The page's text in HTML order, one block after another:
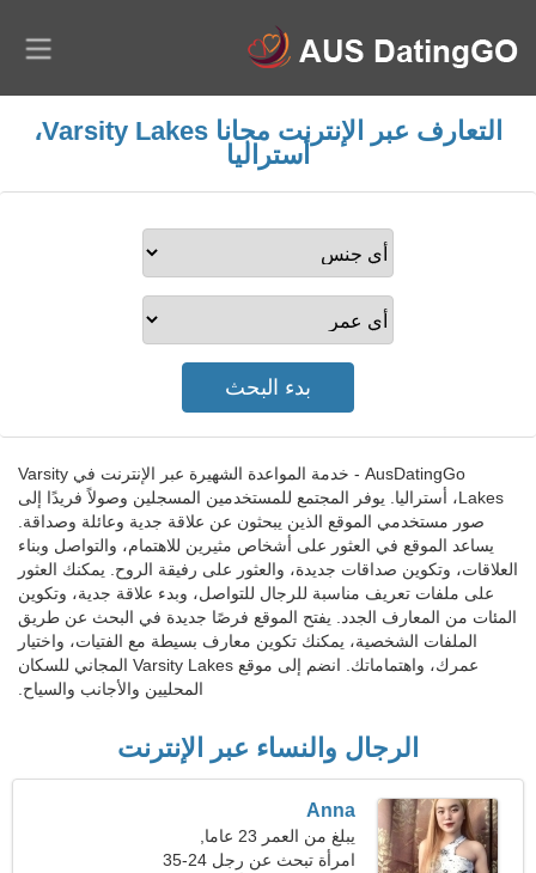
التعارف عبر الإنترنت مجانا Varsity Lakes،
أستراليا
AusDatingGo - خدمة المواعدة الشهيرة عبر الإنترنت في Varsity
Lakes، أستراليا. يوفر المجتمع للمستخدمين المسجلين وصولاً فريدًا إلى
صور مستخدمي الموقع الذين يبحثون عن علاقة جدية وعائلة وصداقة.
يساعد الموقع في العثور على أشخاص مثيرين للاهتمام، والتواصل وبناء
العلاقات، وتكوين صداقات جديدة، والعثور على رفيقة الروح. يمكنك العثور
على ملفات تعريف مناسبة للرجال للتواصل، وبدء علاقة جدية، وتكوين
المئات من المعارف الجدد. يفتح الموقع فرصًا جديدة في البحث عن طريق
الملفات الشخصية، يمكنك تكوين معارف بسيطة مع الفتيات، واختيار
عمرك، واهتماماتك. انضم إلى موقع Varsity Lakes المجاني للسكان
المحليين والأجانب والسياح.
الرجال والنساء عبر الإنترنت
Anna
يبلغ من العمر 23 عاما,
الميزان
امرأة تبحث عن رجل 24-35